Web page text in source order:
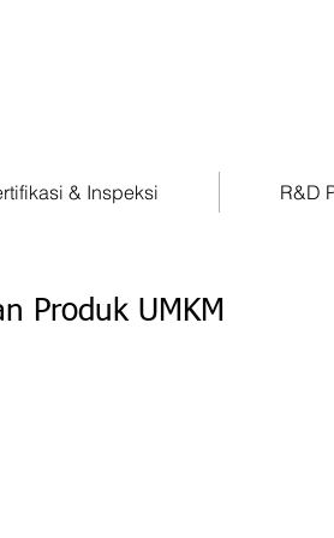
& Inspeksi R&D
Produk UMKM